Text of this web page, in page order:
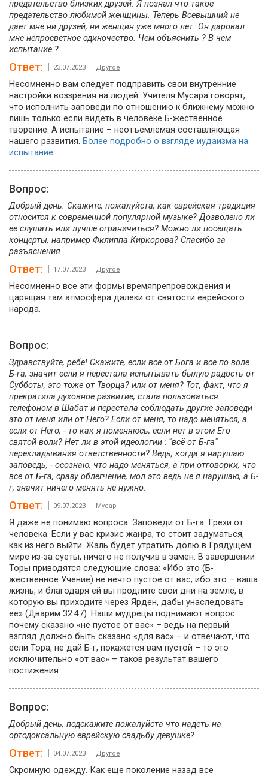
предательство близких друзей. Я познал что такое
предательство любимой женщины. Теперь Всевышний не
дает мне ни друзей, ни женщин уже много лет. Он даровал
мне непросветное одиночество. Чем объяснить ? В чем
испытание ?
Ответ: 23.07.2023 | Другое
Несомненно вам следует подправить свои внутренние
настройки воззрения на людей. Учителя Мусара говорят,
что исполнить заповеди по отношению к ближнему можно
лишь только если видеть в человеке Б-жественное
творение. А испытание – неотъемлемая составляющая
нашего развития. Более подробно о взгляде иудаизма на
испытание.
Вопрос:
Добрый день. Скажите, пожалуйста, как еврейская традиция
относится к современной популярной музыке? Дозволено ли
её слушать или лучше ограничиться? Можно ли посещать
концерты, например Филиппа Киркорова? Спасибо за
разъяснения
Ответ: 17.07.2023 | Другое
Несомненно все эти формы времяпрепровождения и
царящая там атмосфера далеки от святости еврейского
народа.
Вопрос:
Здравствуйте, ребе! Скажите, если всё от Бога и всë по воле
Б-га, значит если я перестала испытывать былую радость от
Субботы, это тоже от Творца? или от меня? Тот, факт, что я
прекратила духовное развитие, стала пользоваться
телефоном в Шабат и перестала соблюдать другие заповеди
это от меня или от Него? Если от меня, то надо меняться, а
если от Него, - то как я поменяюсь, если нет в этом Его
святой воли? Нет ли в этой идеологии : "всë от Б-га"
перекладывания ответственности? Ведь, когда я нарушаю
заповедь, - осознаю, что надо меняться, а при отговорки, что
всë от Б-га, сразу облегчение, мол это ведь не я нарушаю, а Б-
г, значит ничего менять не нужно.
Ответ: 09.07.2023 | Мусар
Я даже не понимаю вопроса. Заповеди от Б-га. Грехи от
человека. Если у вас кризис жанра, то стоит задуматься,
как из него выйти. Жаль будет утратить долю в Грядущем
мире из-за суеты, ничего не получив в замен. В завершении
Торы приводятся следующие слова: «Ибо это (Б-
жественное Учение) не нечто пустое от вас; ибо это – ваша
жизнь, и благодаря ей вы продлите свои дни на земле, в
которую вы приходите через Ярден, дабы унаследовать
ее» (Дварим 32:47). Наши мудрецы поднимают вопрос:
почему сказано «не пустое от вас» – ведь на первый
взгляд должно быть сказано «для вас» – и отвечают, что
если Тора, не дай Б-г, покажется вам пустой – то это
исключительно «от вас» – таков результат вашего
постижения
Вопрос:
Добрый день, подскажите пожалуйста что надеть на
ортодоксальную еврейскую свадьбу девушке?
Ответ: 04.07.2023 | Другое
Скромную одежду. Как еще поколение назад все